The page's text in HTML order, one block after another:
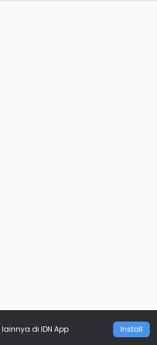
lainnya di IDN App Install